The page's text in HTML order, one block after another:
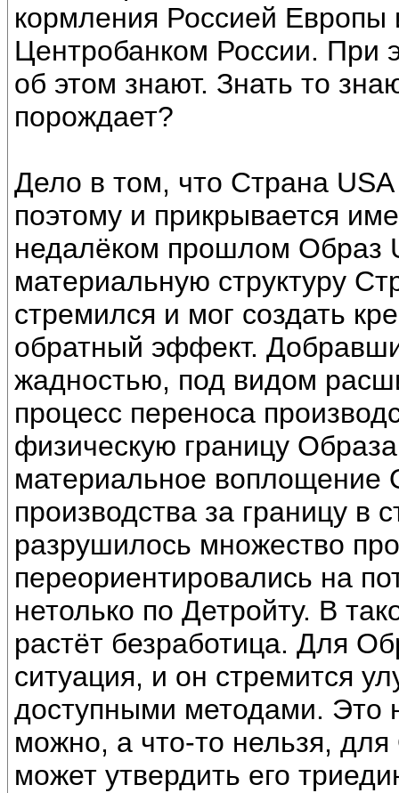
кормления Россией
Центробанком России. При
об этом знают. Знать то
порождает?
Дело в том, что Страна
поэтому и прикрывается
недалёком прошлом Образ
материальную структуру
стремился и мог создать
обратный эффект.
жадностью, под видом
процесс переноса
физическую границу
материальное воплощение
производства за границу в
разрушилось множество
переориентировались на
нетолько по Детройту. В
растёт безработица. Для
ситуация, и он стремится
доступными методами. Это
можно, а что-то нельзя,
может утвердить его